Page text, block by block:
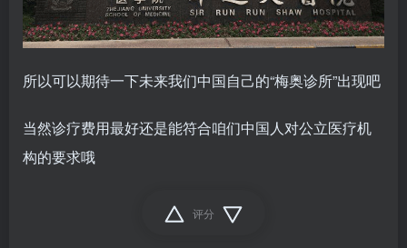
所以可以期待一下未来我们中国自己的“梅奥诊所”出现吧
当然诊疗费用最好还是能符合咱们中国人对公立医疗机
构的要求哦
评分